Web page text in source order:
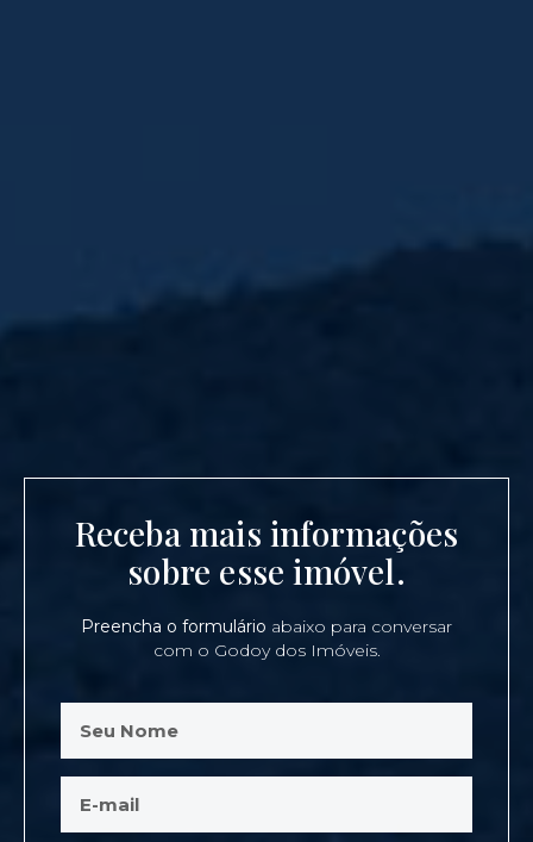
Receba mais informações
sobre esse imóvel.
Preencha o formulário abaixo para conversar
com o Godoy dos Imóveis.